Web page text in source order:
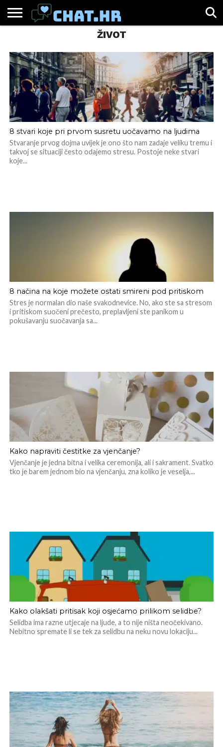
ŽIVOT
8 stvari koje pri prvom susretu uočavamo na ljudima
Stvaranje prvog dojma uvijek je ono što nam zadaje veliku tremu i
takvoj se situaciji često odajemo stresu. Postoje neke stvari
koje...
8 načina na koje možete ostati smireni pod pritiskom
Stres je normalan dio naše svakodnevice. No, ako ste sa stresom
i pritiskom suočeni prečesto, preplavljeni ste panikom u
pokušavanju suočavanja sa...
Kako napraviti čestitke za vjenčanje?
Vjenčanje je jedna bitna i velika ceremonija, ali i sakrament. Svatko
tko je barem jednom bio na vjenčanju, zna koliko je veselja,...
Kako olakšati pritisak koji osjećamo prilikom selidbe?
Selidba ima razne utjecaje na ljude, a to nije ništa neočekivano.
Nebitno spremate li se tek za selidbu na neku novu lokaciju...